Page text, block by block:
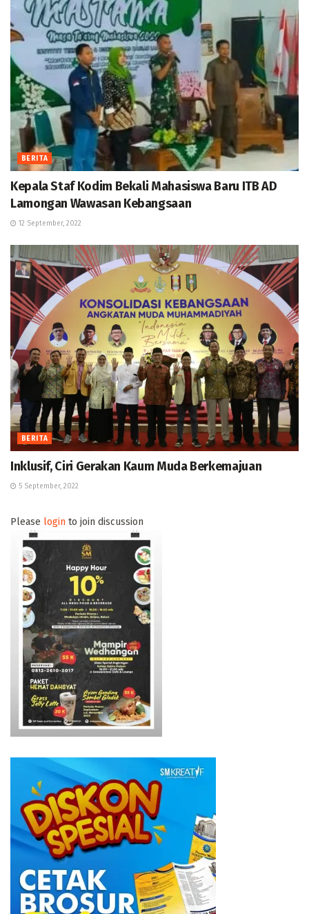
BERITA
Kepala Staf Kodim Bekali Mahasiswa Baru ITB AD
Lamongan Wawasan Kebangsaan
12 September, 2022
BERITA
Inklusif, Ciri Gerakan Kaum Muda Berkemajuan
5 September, 2022
Please login to join discussion